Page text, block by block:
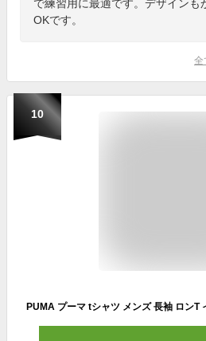
で練習用に最適です。デザインも
OKです。
全
10